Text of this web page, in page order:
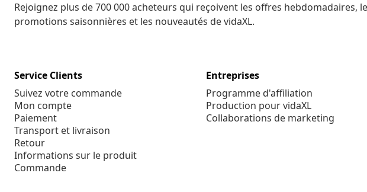
Rejoignez plus de 700 000 acheteurs qui reçoivent les offres hebdomadaires,
promotions saisonnières et les nouveautés de vidaXL.
Service Clients
Suivez votre commande
Mon compte
Paiement
Transport et livraison
Retour
Informations sur le produit
Commande
Entreprises
Programme d'affiliation
Production pour vidaXL
Collaborations de marketing